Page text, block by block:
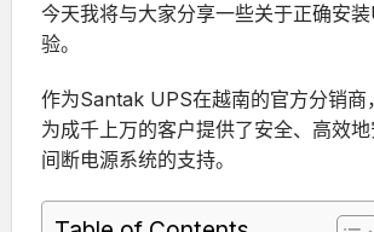
今天我将与大家分享一些关于正确安
验。
作为Santak UPS在越南的官方分销
为成千上万的客户提供了安全、高效
间断电源系统的支持。